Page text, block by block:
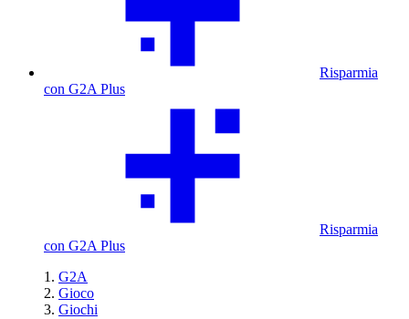
Risparmia
con G2A Plus
Risparmia
con G2A Plus
G2A
Gioco
Giochi